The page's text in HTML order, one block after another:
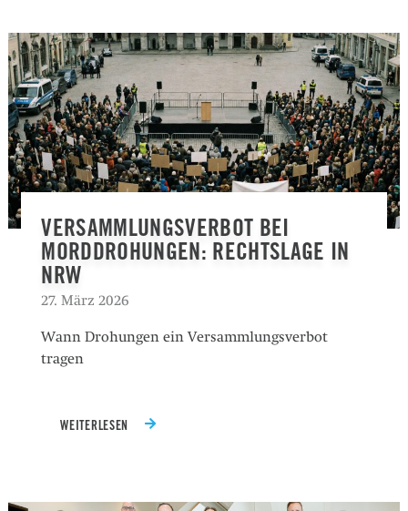
VERSAMMLUNGSVERBOT BEI
MORDDROHUNGEN: RECHTSLAGE IN
NRW
27. März 2026
Wann Drohungen ein Versammlungsverbot
tragen
WEITERLESEN